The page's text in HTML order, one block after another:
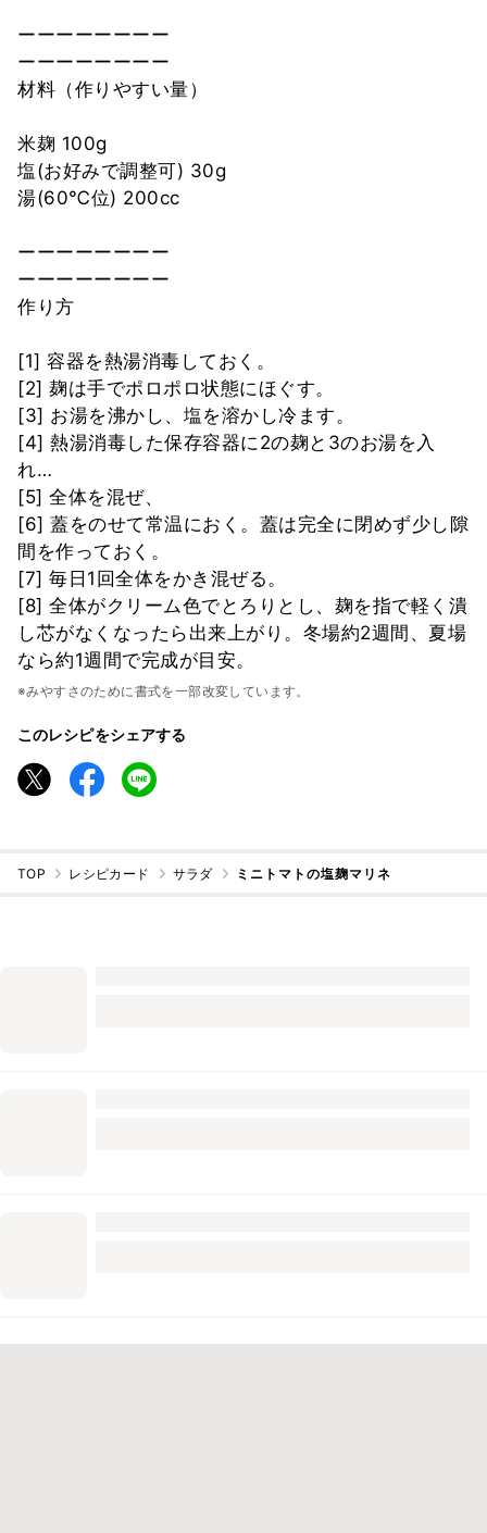
ーーーーーーーー
ーーーーーーーー
材料（作りやすい量）
米麹 100g
塩(お好みで調整可) 30g
湯(60℃位) 200cc
ーーーーーーーー
ーーーーーーーー
作り方
[1] 容器を熱湯消毒しておく。
[2] 麹は手でポロポロ状態にほぐす。
[3] お湯を沸かし、塩を溶かし冷ます。
[4] 熱湯消毒した保存容器に2の麹と3のお湯を入
れ…
[5] 全体を混ぜ、
[6] 蓋をのせて常温におく。蓋は完全に閉めず少し隙
間を作っておく。
[7] 毎日1回全体をかき混ぜる。
[8] 全体がクリーム色でとろりとし、麹を指で軽く潰
し芯がなくなったら出来上がり。冬場約2週間、夏場
なら約1週間で完成が目安。
※みやすさのために書式を一部改変しています。
このレシピをシェアする
TOP レシピカード サラダ ミニトマトの塩麹マリネ